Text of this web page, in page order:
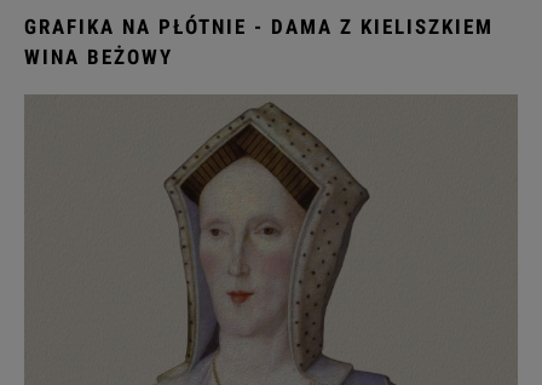
GRAFIKA NA PŁÓTNIE - DAMA Z KIELISZKIEM
WINA BEŻOWY